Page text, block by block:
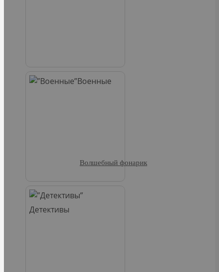
Военные
Детективы
Волшебный фонарик